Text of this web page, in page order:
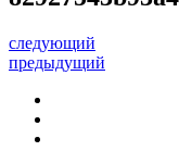
следующий
предыдущий